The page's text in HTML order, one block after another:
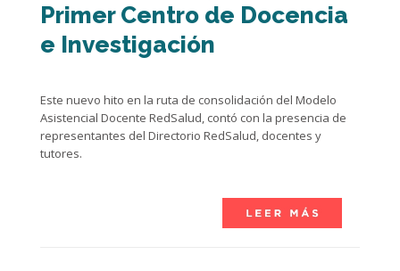
Primer Centro de Docencia
e Investigación
Este nuevo hito en la ruta de consolidación del Modelo
Asistencial Docente RedSalud, contó con la presencia de
representantes del Directorio RedSalud, docentes y
tutores.